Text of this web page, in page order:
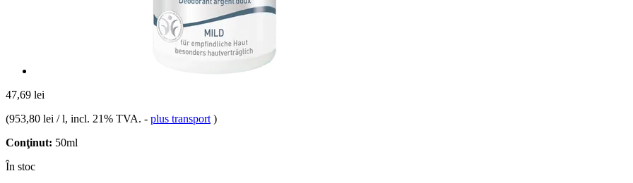
47,69 lei
(953,80 lei / l, incl. 21% TVA. - plus transport )
Conţinut: 50ml
În stoc